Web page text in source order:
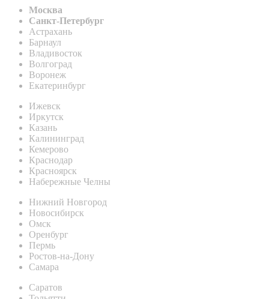
Москва
Санкт-Петербург
Астрахань
Барнаул
Владивосток
Волгоград
Воронеж
Екатеринбург
Ижевск
Иркутск
Казань
Калининград
Кемерово
Краснодар
Красноярск
Набережные Челны
Нижний Новгород
Новосибирск
Омск
Оренбург
Пермь
Ростов-на-Дону
Самара
Саратов